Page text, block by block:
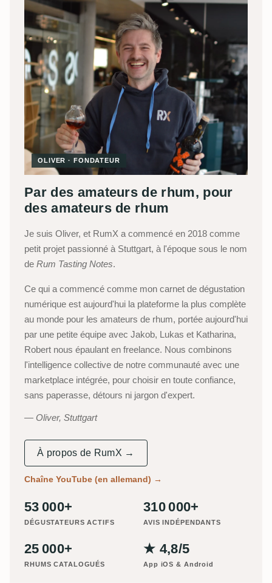
OLIVER · FONDATEUR
Par des amateurs de rhum, pour
des amateurs de rhum
Je suis Oliver, et RumX a commencé en 2018 comme
petit projet passionné à Stuttgart, à l'époque sous le nom
de Rum Tasting Notes.
Ce qui a commencé comme mon carnet de dégustation
numérique est aujourd'hui la plateforme la plus complète
au monde pour les amateurs de rhum, portée aujourd'hui
par une petite équipe avec Jakob, Lukas et Katharina,
Robert nous épaulant en freelance. Nous combinons
l'intelligence collective de notre communauté avec une
marketplace intégrée, pour choisir en toute confiance,
sans paperasse, détours ni jargon d'expert.
Oliver, Stuttgart
À propos de RumX →
Chaîne YouTube (en allemand) →
53 000+
DÉGUSTATEURS ACTIFS
310 000+
AVIS INDÉPENDANTS
25 000+
RHUMS CATALOGUÉS
★ 4,8/5
App iOS & Android